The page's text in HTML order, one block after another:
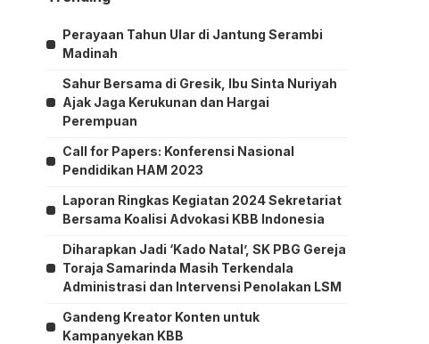
Perayaan Tahun Ular di Jantung Serambi
Madinah
Sahur Bersama di Gresik, Ibu Sinta Nuriyah
Ajak Jaga Kerukunan dan Hargai
Perempuan
Call for Papers: Konferensi Nasional
Pendidikan HAM 2023
Laporan Ringkas Kegiatan 2024 Sekretariat
Bersama Koalisi Advokasi KBB Indonesia
Diharapkan Jadi ‘Kado Natal’, SK PBG Gereja
Toraja Samarinda Masih Terkendala
Administrasi dan Intervensi Penolakan LSM
Gandeng Kreator Konten untuk
Kampanyekan KBB